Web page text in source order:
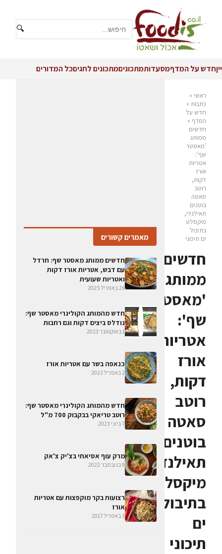
🔍
ייןחדש על המדףמסעדותמתכוניםמתכונים לחגיםכל המדורים
ראשי »
כתבות »
חדש על
המדף »
חדשים
ממותג
'מאסטר
שף':
אטריות
אורז
דקות,
רוטב
סאטה
בוטנים
תאילנדי,
מיקסלט
בתיבול
ים תיכוני
חדשים
ממותג
'מאסטר
שף':
אטריות
אורז
דקות,
רוטב
סאטה
בוטנים
תאילנדי,
מיקסלט
בתיבול
ים
תיכוני
מאמרים קשורים
חדשים ממותג מאסטר שף: חרדל
עם דבש, אטריות אורז דקות
ואטריות שעועית
26 באפריל 2025
חדש מהמותג הקולינרי מאסטר שף:
נודלס ביצים דקות וגם רחבות
1 באוקטובר 2023
כנאפה בשר עם אטריות אורז
2 באפריל 2023
חדש מהמותג הקולינרי מאסטר שף:
רוטב טריאקי בבקבוק 700 מ"ל
7 ביוני 2023
מרק עוף אסיאתי בצ'יק צ'אק
9 בנובמבר 2022
רצועות בקר מוקפצות עם אטריות
אורז
3 באפריל 2017